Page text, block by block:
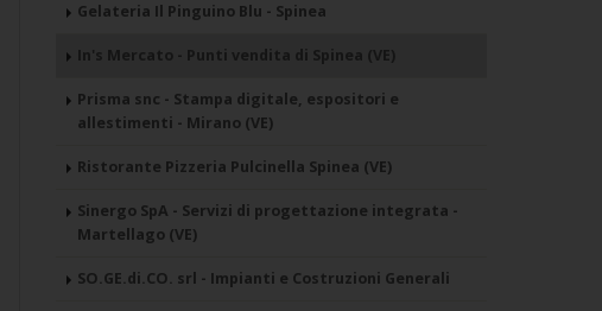
Gelateria Il Pinguino Blu - Spinea
In's Mercato - Punti vendita di Spinea (VE)
Prisma snc - Stampa digitale, espositori e
allestimenti - Mirano (VE)
Ristorante Pizzeria Pulcinella Spinea (VE)
Sinergo SpA - Servizi di progettazione integrata -
Martellago (VE)
SO.GE.di.CO. srl - Impianti e Costruzioni Generali